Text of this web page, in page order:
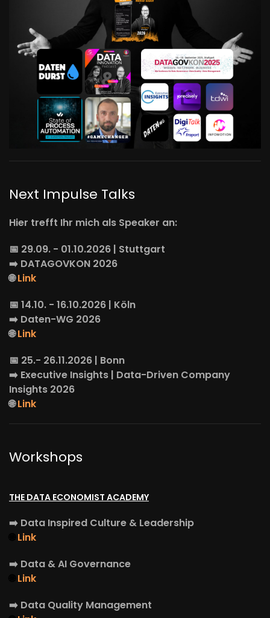
Next Impulse Talks
Hier trefft Ihr mich als Speaker an:
📅 29.09. - 01.10.2026 | Stuttgart
➡️ DATAGOVKON 2026
🌐Link
📅 14.10. - 16.10.2026 | Köln
➡️ Daten-WG 2026
🌐Link
📅 25.- 26.11.2026 | Bonn
➡️ Executive Insights | Data-Driven Company
Insights 2026
🌐Link
Workshops
THE DATA ECONOMIST ACADEMY
➡️ Data Inspired Culture & Leadership
Link
➡️ Data & AI Governance
Link
➡️ Data Quality Management